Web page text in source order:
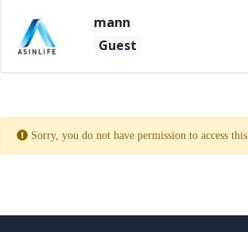
mann
Guest
Sorry, you do not have permission to access this